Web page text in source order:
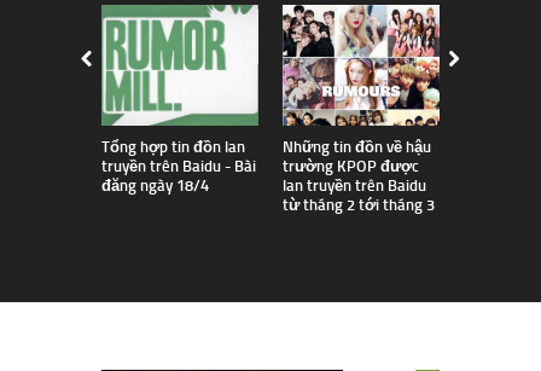
Tổng hợp tin đồn lan
truyền trên Baidu - Bài
đăng ngày 18/4
Những tin đồn về hậu
trường KPOP được
lan truyền trên Baidu
từ tháng 2 tới tháng 3